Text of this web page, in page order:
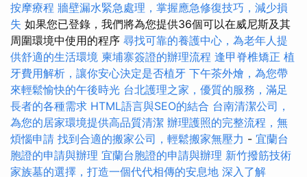
按摩療程 牆壁漏水緊急處理，掌握應急修復技巧，減少損
失 如果您已登錄，我們將為您提供36個可以在威尼斯及其
周圍環境中使用的程序 尋找可靠的養護中心，為老年人提
供舒適的生活環境 柬埔寨簽證的辦理流程 逢甲脊椎矯正 植
牙費用解析，讓你安心決定是否植牙 下午茶外燴，為您帶
來輕鬆愉快的午後時光 台北護理之家，優質的服務，滿足
長者的各種需求 HTML語言與SEO的結合 台南清潔公司，
為您的居家環境提供高品質清潔 辦理護照的完整流程，無
煩惱申請 找到合適的搬家公司，輕鬆搬家無壓力 - 宜蘭台
胞證的申請與辦理 宜蘭台胞證的申請與辦理 新竹撥筋技術
家族墓的選擇，打造一個代代相傳的安息地 深入了解